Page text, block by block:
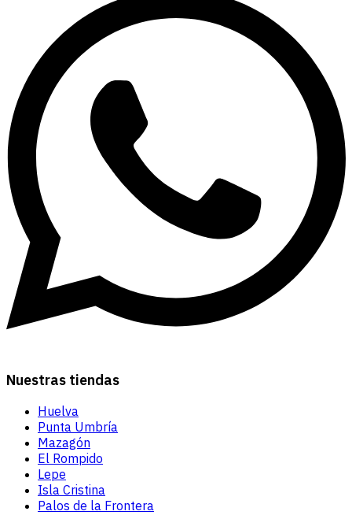
Nuestras tiendas
Huelva
Punta Umbría
Mazagón
El Rompido
Lepe
Isla Cristina
Palos de la Frontera